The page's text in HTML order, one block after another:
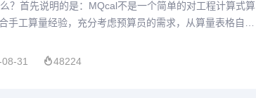
？首先说明的是：MQcal不是一个简单的对工程计算式算
手工算量经验，充分考虑预算员的需求，从算量表格自己
31 48224